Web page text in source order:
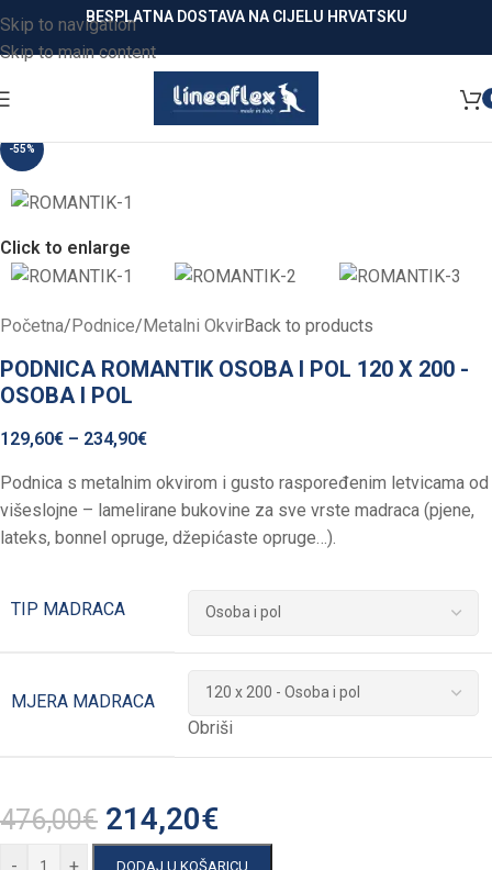
Skip to navigation
Skip to main content
BESPLATNA DOSTAVA NA CIJELU HRVATSKU
-55%
Click to enlarge
Početna/Podnice/Metalni OkvirBack to products
PODNICA ROMANTIK OSOBA I POL 120 X 200 -
OSOBA I POL
129,60€ – 234,90€
Podnica s metalnim okvirom i gusto raspoređenim letvicama od
višeslojne – lamelirane bukovine za sve vrste madraca (pjene,
lateks, bonnel opruge, džepićaste opruge…).
TIP MADRACA
MJERA MADRACA
Obriši
476,00€ 214,20€
DODAJ U KOŠARICU